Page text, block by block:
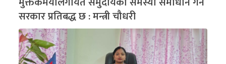
सरकार प्रतिबद्ध छ : मन्त्री चौधरी